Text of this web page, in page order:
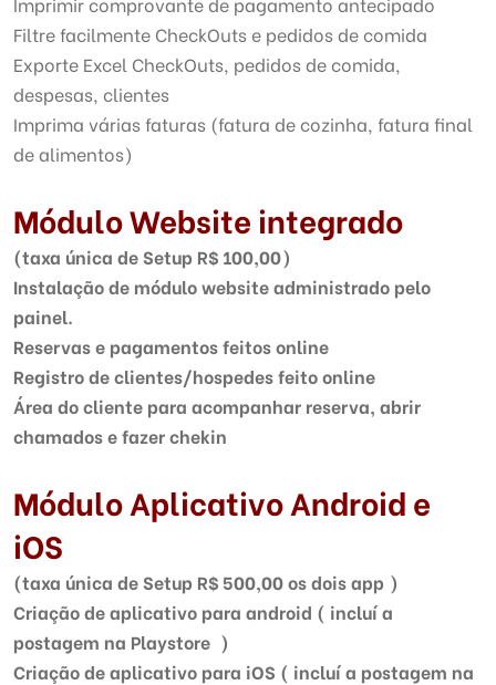
Filtre facilmente CheckOuts e pedidos de comida
Exporte Excel CheckOuts, pedidos de comida,
despesas, clientes
Imprima várias faturas (fatura de cozinha, fatura final
de alimentos)
Módulo Website integrado
(taxa única de Setup R$ 100,00)
Instalação de módulo website administrado pelo
painel.
Reservas e pagamentos feitos online
Registro de clientes/hospedes feito online
Área do cliente para acompanhar reserva, abrir
chamados e fazer chekin
Módulo Aplicativo Android e
iOS
(taxa única de Setup R$ 500,00 os dois app )
Criação de aplicativo para android ( incluí a
postagem na Playstore )
Criação de aplicativo para iOS ( incluí a postagem na